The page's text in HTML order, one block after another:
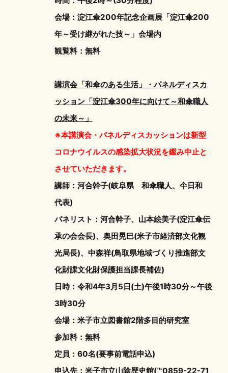
会場：淀江傘200年記念企画展「淀江傘200
年～受け継がれた技～」会場内
観覧料：無料
講演会「和傘のある生活」・パネルディスカ
ッション「淀江傘300年に向けて～和傘職人
の未来～」
※本講演会・パネルディスカッションは新型
コロナウイルスの感染拡大状況を鑑み中止と
させていただきます。
講師：河合幹子(岐阜県 和傘職人、仐日和
代表)
パネリスト：河合幹子、山本絵美子(淀江傘伝
承の会会長)、奥田晃巳(米子市経済部文化観
光局長)、中森祥(鳥取県地域づくり推進部文
化財課文化財保護担当課長補佐)
日時：令和4年3月5日(土)午後1時30分～午後
3時30分
会場：米子市立図書館2階多目的研究室
参加料：無料
定員：60名(要事前電話申込)
申込先：米子市立山陰歴史館(℡0859-22-71